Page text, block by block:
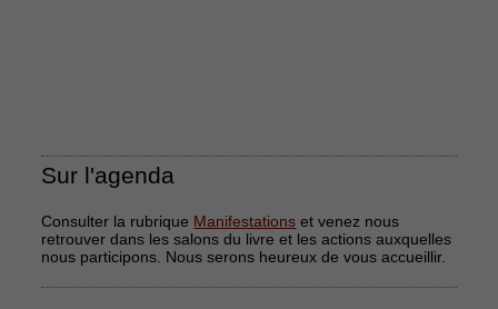
Sur l'agenda
Consulter la rubrique Manifestations et venez nous
retrouver dans les salons du livre et les actions auxquelles
nous participons. Nous serons heureux de vous accueillir.